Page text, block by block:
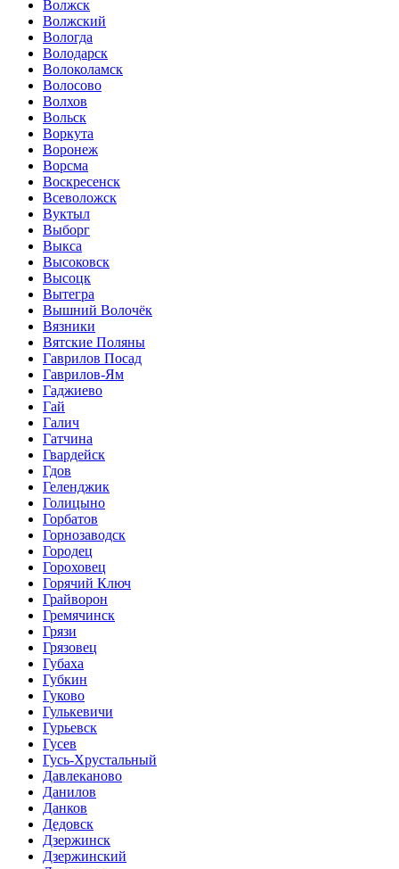
Волжск
Волжский
Вологда
Володарск
Волоколамск
Волосово
Волхов
Вольск
Воркута
Воронеж
Ворсма
Воскресенск
Всеволожск
Вуктыл
Выборг
Выкса
Высоковск
Высоцк
Вытегра
Вышний Волочёк
Вязники
Вятские Поляны
Гаврилов Посад
Гаврилов-Ям
Гаджиево
Гай
Галич
Гатчина
Гвардейск
Гдов
Геленджик
Голицыно
Горбатов
Горнозаводск
Городец
Гороховец
Горячий Ключ
Грайворон
Гремячинск
Грязи
Грязовец
Губаха
Губкин
Гуково
Гулькевичи
Гурьевск
Гусев
Гусь-Хрустальный
Давлеканово
Данилов
Данков
Дедовск
Дзержинск
Дзержинский